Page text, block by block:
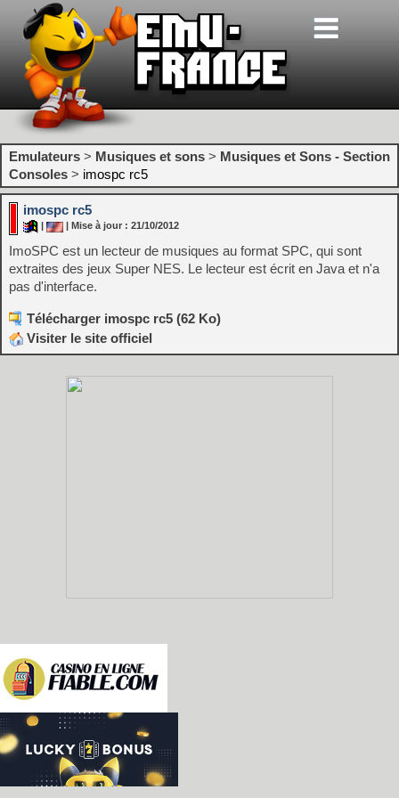
Emulateurs > Musiques et sons > Musiques et Sons - Section
Consoles > imospc rc5
imospc rc5
| Mise à jour : 21/10/2012
ImoSPC est un lecteur de musiques au format SPC, qui sont
extraites des jeux Super NES. Le lecteur est écrit en Java et n'a
pas d'interface.
Télécharger imospc rc5 (62 Ko)
Visiter le site officiel